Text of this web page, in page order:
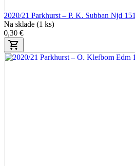
2020/21 Parkhurst – P. K. Subban Njd 151
Na sklade (1 ks)
0,30 €